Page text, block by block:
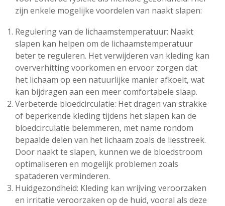
zijn enkele mogelijke voordelen van naakt slapen:
Regulering van de lichaamstemperatuur: Naakt
slapen kan helpen om de lichaamstemperatuur
beter te reguleren. Het verwijderen van kleding kan
oververhitting voorkomen en ervoor zorgen dat
het lichaam op een natuurlijke manier afkoelt, wat
kan bijdragen aan een meer comfortabele slaap.
Verbeterde bloedcirculatie: Het dragen van strakke
of beperkende kleding tijdens het slapen kan de
bloedcirculatie belemmeren, met name rondom
bepaalde delen van het lichaam zoals de liesstreek.
Door naakt te slapen, kunnen we de bloedstroom
optimaliseren en mogelijk problemen zoals
spataderen verminderen.
Huidgezondheid: Kleding kan wrijving veroorzaken
en irritatie veroorzaken op de huid, vooral als deze